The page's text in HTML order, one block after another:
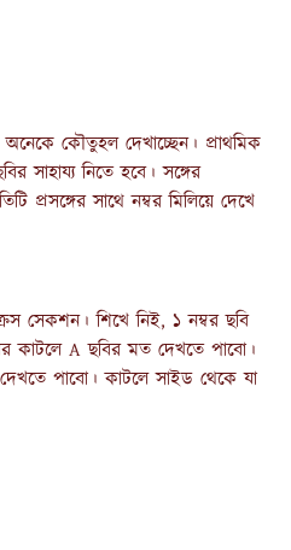
কৌতুহল দেখাচ্ছেন। প্রাথমিক
সাহায্য নিতে হবে। সঙ্গের
প্রসঙ্গের সাথে নম্বর মিলিয়ে দেখে
সেকশন। শিখে নিই, ১ নম্বর ছবি
কাটলে A ছবির মত দেখতে পাবো।
পাবো। কাটলে সাইড থেকে যা